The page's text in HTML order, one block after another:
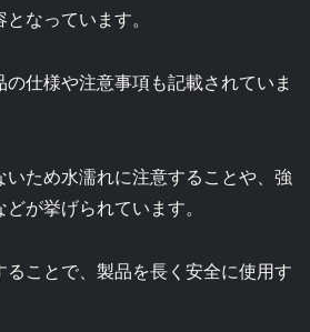
なっています。
仕様や注意事項も記載されていま
ため水濡れに注意することや、強
が挙げられています。
ることで、製品を長く安全に使用す